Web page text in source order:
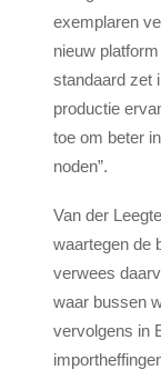
exemplaren
nieuw
standaard zet
productie
toe om beter
noden”.
Van der
waartegen de
verwees
waar bussen
vervolgens in